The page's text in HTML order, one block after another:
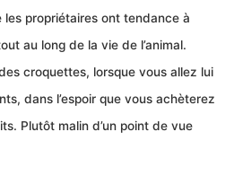
les propriétaires ont tendance à
au long de la vie de l’animal.
croquettes, lorsque vous allez lui
dans l’espoir que vous achèterez
Plutôt malin d’un point de vue